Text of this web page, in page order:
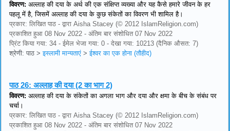
विवरण: अल्लाह की दया के अर्थ की एक संक्षिप्त व्यख्या और यह कैसे हमारे जीवन के हर
पहलू में है, जिसमें अल्लाह की दया के कुछ संकेतों का विवरण भी शामिल है।
प्रकार: लिखित पाठ - द्वारा Aisha Stacey (© 2012 IslamReligion.com)
प्रकाशित हुआ 08 Nov 2022 - अंतिम बार संशोधित 07 Nov 2022
प्रिंट किया गया: 34 - ईमेल भेजा गया: 0 - देखा गया: 10213 (दैनिक औसत: 7)
श्रेणी: पाठ >इस्लामी मान्यताएं >ईश्वर का एक होना (तौहीद)
पाठ 26: अल्लाह की दया (2 का भाग 2)
विवरण: अल्लाह की दया के संकेतों का अगला भाग और दया और क्षमा के बीच के संबंध पर
चर्चा।
प्रकार: लिखित पाठ - द्वारा Aisha Stacey (© 2012 IslamReligion.com)
प्रकाशित हुआ 08 Nov 2022 - अंतिम बार संशोधित 07 Nov 2022